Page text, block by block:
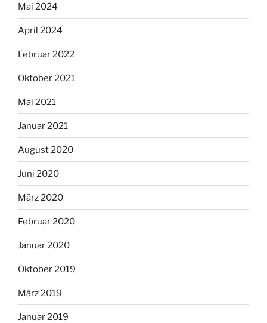
Mai 2024
April 2024
Februar 2022
Oktober 2021
Mai 2021
Januar 2021
August 2020
Juni 2020
März 2020
Februar 2020
Januar 2020
Oktober 2019
März 2019
Januar 2019